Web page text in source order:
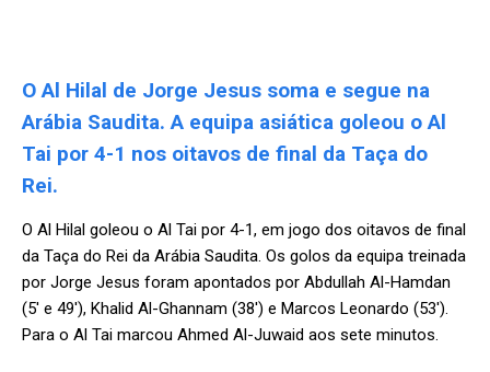
O Al Hilal de Jorge Jesus soma e segue na
Arábia Saudita. A equipa asiática goleou o Al
Tai por 4-1 nos oitavos de final da Taça do
Rei.
O Al Hilal goleou o Al Tai por 4-1, em jogo dos oitavos de final
da Taça do Rei da Arábia Saudita. Os golos da equipa treinada
por Jorge Jesus foram apontados por Abdullah Al-Hamdan
(5′ e 49′), Khalid Al-Ghannam (38′) e Marcos Leonardo (53′).
Para o Al Tai marcou Ahmed Al-Juwaid aos sete minutos.